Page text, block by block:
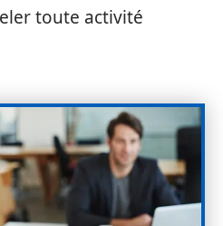
toute activité